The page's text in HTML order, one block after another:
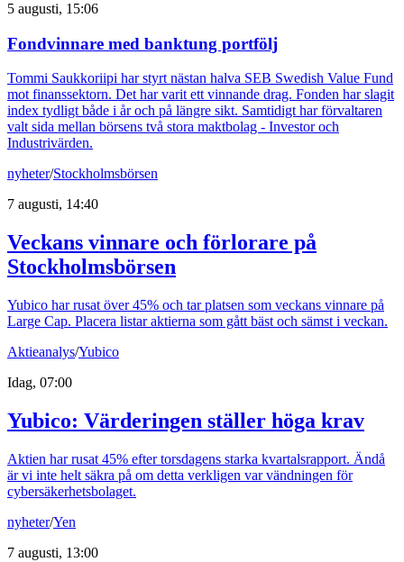
5 augusti, 15:06
Fondvinnare med banktung portfölj
Tommi Saukkoriipi har styrt nästan halva SEB Swedish Value Fund
mot finanssektorn. Det har varit ett vinnande drag. Fonden har slagit
index tydligt både i år och på längre sikt. Samtidigt har förvaltaren
valt sida mellan börsens två stora maktbolag - Investor och
Industrivärden.
nyheter/Stockholmsbörsen
7 augusti, 14:40
Veckans vinnare och förlorare på
Stockholmsbörsen
Yubico har rusat över 45% och tar platsen som veckans vinnare på
Large Cap. Placera listar aktierna som gått bäst och sämst i veckan.
Aktieanalys/Yubico
Idag, 07:00
Yubico: Värderingen ställer höga krav
Aktien har rusat 45% efter torsdagens starka kvartalsrapport. Ändå
är vi inte helt säkra på om detta verkligen var vändningen för
cybersäkerhetsbolaget.
nyheter/Yen
7 augusti, 13:00